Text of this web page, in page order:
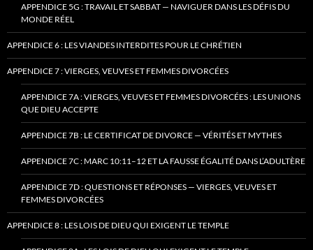
APPENDICE 5G : TRAVAIL ET SABBAT — NAVIGUER DANS LES DÉFIS DU
MONDE RÉEL
APPENDICE 6 : LES VIANDES INTERDITES POUR LE CHRÉTIEN
APPENDICE 7 : VIERGES, VEUVES ET FEMMES DIVORCÉES
APPENDICE 7A : VIERGES, VEUVES ET FEMMES DIVORCÉES : LES UNIONS
QUE DIEU ACCEPTE
APPENDICE 7B : LE CERTIFICAT DE DIVORCE — VÉRITÉS ET MYTHES
APPENDICE 7C : MARC 10:11–12 ET LA FAUSSE ÉGALITÉ DANS L’ADULTÈRE
APPENDICE 7D : QUESTIONS ET RÉPONSES — VIERGES, VEUVES ET
FEMMES DIVORCÉES
APPENDICE 8 : LES LOIS DE DIEU QUI EXIGENT LE TEMPLE